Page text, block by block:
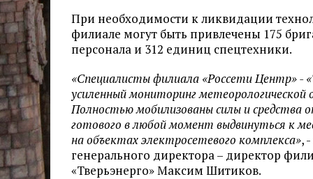
При необходимости к ликвидации
филиале могут быть привлечены 175
персонала и 312 единиц спецтехники.
«Специалисты филиала «Россети Центр» -
усиленный мониторинг метеорологической
Полностью мобилизованы силы и средства
готового в любой момент выдвинуться к
на объектах электросетевого комплекса»,
генерального директора – директор
«Тверьэнерго» Максим Шитиков.